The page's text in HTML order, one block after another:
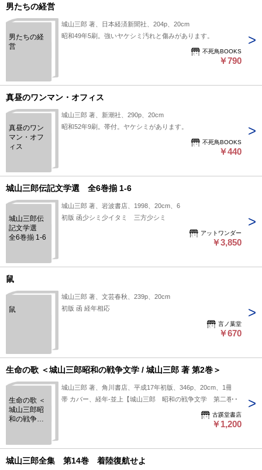
男たちの経営
男たちの経
営
城山三郎 著、日本経済新聞社、204p、20cm
昭和49年5刷。強いヤケシミ汚れと傷みがあります。
不死鳥BOOKS
￥790
真昼のワンマン・オフィス
真昼のワン
マン・オフ
ィス
城山三郎 著、新潮社、290p、20cm
昭和52年9刷。帯付。ヤケシミがあります。
不死鳥BOOKS
￥440
城山三郎伝記文学選 全6巻揃 1-6
城山三郎伝
記文学選
全6巻揃 1-6
城山三郎 著、岩波書店、1998、20cm、6
初版 函少シミ少イタミ 三方少シミ
アットワンダー
￥3,850
鼠
鼠
城山三郎 著、文芸春秋、239p、20cm
初版 函 経年相応
言ノ葉堂
￥670
生命の歌 ＜城山三郎昭和の戦争文学 / 城山三郎 著 第2巻＞
生命の歌 ＜
城山三郎昭
和の戦争文
城山三郎 著、角川書店、平成17年初版、346p、20cm、1冊
帯 カバー、経年-並上【城山三郎 昭和の戦争文学 第二巻】
古蹊堂書店
￥1,200
城山三郎全集 第14巻 着陸復航せよ